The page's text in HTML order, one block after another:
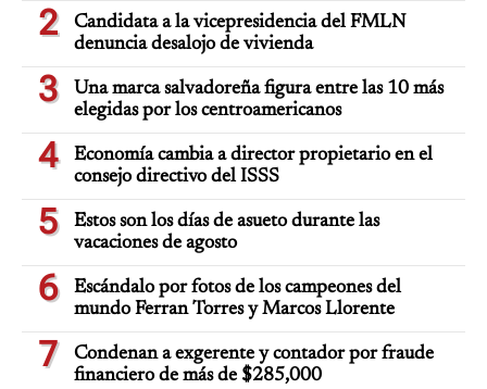
2
Candidata a la vicepresidencia del FMLN
denuncia desalojo de vivienda
3
Una marca salvadoreña figura entre las 10 más
elegidas por los centroamericanos
4
Economía cambia a director propietario en el
consejo directivo del ISSS
5
Estos son los días de asueto durante las
vacaciones de agosto
6
Escándalo por fotos de los campeones del
mundo Ferran Torres y Marcos Llorente
7
Condenan a exgerente y contador por fraude
financiero de más de $285,000